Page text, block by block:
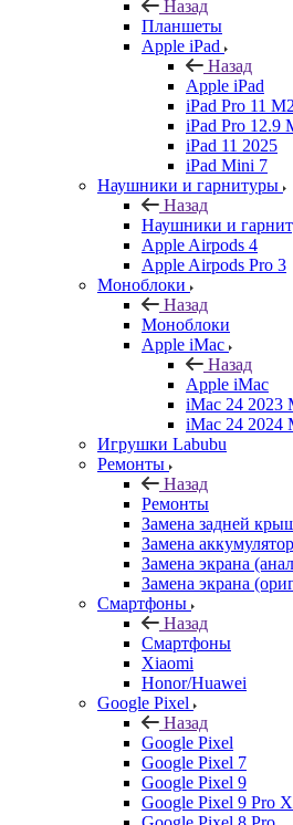
Назад
Планшеты
Apple iPad
Назад
Apple iPad
iPad Pro 11
iPad Pro 12.9
iPad 11 2025
iPad Mini 7
Наушники и гарнитуры
Назад
Наушники и
Apple Airpods 4
Apple Airpods Pro 3
Моноблоки
Назад
Моноблоки
Apple iMac
Назад
Apple iMac
iMac 24 2023
iMac 24 2024
Игрушки Labubu
Ремонты
Назад
Ремонты
Замена задней
Замена
Замена экрана
Замена экрана
Смартфоны
Назад
Смартфоны
Xiaomi
Honor/Huawei
Google Pixel
Назад
Google Pixel
Google Pixel 7
Google Pixel 9
Google Pixel 9 Pro